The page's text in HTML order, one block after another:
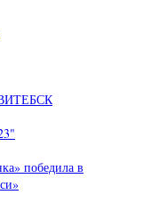
победила в